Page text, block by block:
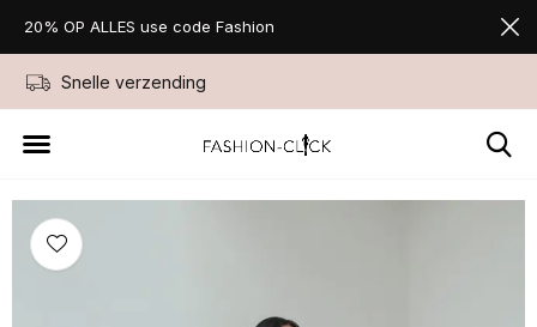
Snelle verzending
20% OP ALLES use code Fashion